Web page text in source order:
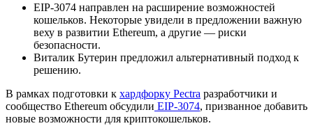
EIP-3074 направлен на расширение возможностей
кошельков. Некоторые увидели в предложении важную
веху в развитии Ethereum, а другие — риски
безопасности.
Виталик Бутерин предложил альтернативный подход к
решению.
В рамках подготовки к хардфорку Pectra разработчики и
сообщество Ethereum обсудили EIP-3074, призванное добавить
новые возможности для криптокошельков.